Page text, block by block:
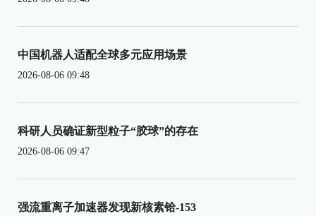
中国机器人适配全球多元应用场景
2026-08-06 09:48
科研人员确证新型粒子“胶球”的存在
2026-08-06 09:47
强流重离子加速器发现新核素铪-153